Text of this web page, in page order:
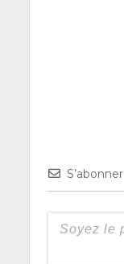
S’abonner